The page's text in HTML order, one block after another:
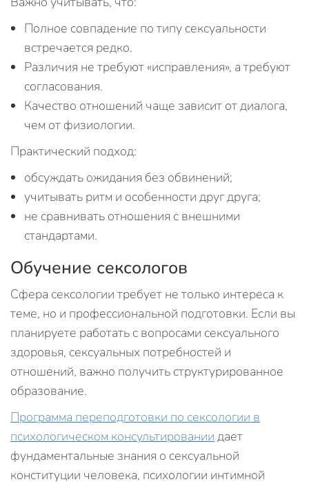
Полное совпадение по типу сексуальности
встречается редко.
Различия не требуют «исправления», а требуют
согласования.
Качество отношений чаще зависит от диалога,
чем от физиологии.
Практический подход:
обсуждать ожидания без обвинений;
учитывать ритм и особенности друг друга;
не сравнивать отношения с внешними
стандартами.
Обучение сексологов
Сфера сексологии требует не только интереса к
теме, но и профессиональной подготовки. Если вы
планируете работать с вопросами сексуального
здоровья, сексуальных потребностей и
отношений, важно получить структурированное
образование.
Программа переподготовки по сексологии в
психологическом консультировании дает
фундаментальные знания о сексуальной
конституции человека, психологии интимной